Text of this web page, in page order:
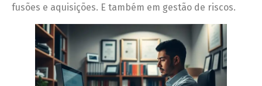
fusões e aquisições. E também em gestão de riscos.